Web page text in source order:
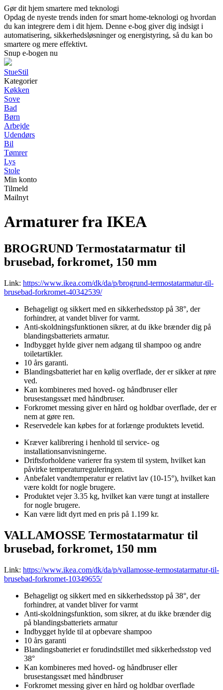
Gør dit hjem smartere med teknologi
Opdag de nyeste trends inden for smart home-teknologi og hvordan
du kan integrere dem i dit hjem. Denne e-bog giver dig indsigt i
automatisering, sikkerhedsløsninger og energistyring, så du kan bo
smartere og mere effektivt.
Snup e-bogen nu
StueStil
Kategorier
Køkken
Sove
Bad
Børn
Arbejde
Udendørs
Bil
Tømrer
Lys
Stole
Min konto
Tilmeld
Mailnyt
Armaturer fra IKEA
BROGRUND Termostatarmatur til
brusebad, forkromet, 150 mm
Link: https://www.ikea.com/dk/da/p/brogrund-termostatarmatur-til-
brusebad-forkromet-40342539/
Behageligt og sikkert med en sikkerhedsstop på 38°, der
forhindrer, at vandet bliver for varmt.
Anti-skoldningsfunktionen sikrer, at du ikke brænder dig på
blandingsbatteriets armatur.
Indbygget hylde giver nem adgang til shampoo og andre
toiletartikler.
10 års garanti.
Blandingsbatteriet har en kølig overflade, der er sikker at røre
ved.
Kan kombineres med hoved- og håndbruser eller
brusestangssæt med håndbruser.
Forkromet messing giver en hård og holdbar overflade, der er
nem at gøre ren.
Reservedele kan købes for at forlænge produktets levetid.
Kræver kalibrering i henhold til service- og
installationsanvisningerne.
Driftsforholdene varierer fra system til system, hvilket kan
påvirke temperaturreguleringen.
Anbefalet vandtemperatur er relativt lav (10-15°), hvilket kan
være koldt for nogle brugere.
Produktet vejer 3.35 kg, hvilket kan være tungt at installere
for nogle brugere.
Kan være lidt dyrt med en pris på 1.199 kr.
VALLAMOSSE Termostatarmatur til
brusebad, forkromet, 150 mm
Link: https://www.ikea.com/dk/da/p/vallamosse-termostatarmatur-til-
brusebad-forkromet-10349655/
Behageligt og sikkert med en sikkerhedsstop på 38°, der
forhindrer, at vandet bliver for varmt
Anti-skoldningsfunktion, som sikrer, at du ikke brænder dig
på blandingsbatteriets armatur
Indbygget hylde til at opbevare shampoo
10 års garanti
Blandingsbatteriet er forudindstillet med sikkerhedsstop ved
38°
Kan kombineres med hoved- og håndbruser eller
brusestangssæt med håndbruser
Forkromet messing giver en hård og holdbar overflade